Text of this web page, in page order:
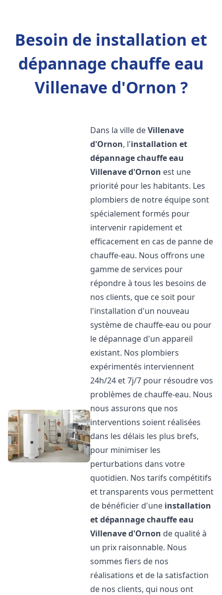
Besoin de installation et
dépannage chauffe eau
Villenave d'Ornon ?
Dans la ville deVillenave
d'Ornon, l'installation et
dépannage chauffe eau
Villenave d'Ornon est une
priorité pour les habitants. Les
plombiers de notre équipe sont
spécialement formés pour
intervenir rapidement et
efficacement en cas de panne de
chauffe-eau. Nous offrons une
gamme de services pour
répondre à tous les besoins de
nos clients, que ce soit pour
l'installation d'un nouveau
système de chauffe-eau ou pour
le dépannage d'un appareil
existant. Nos plombiers
expérimentés interviennent
24h/24 et 7j/7 pour résoudre vos
problèmes de chauffe-eau. Nous
nous assurons que nos
interventions soient réalisées
dans les délais les plus brefs,
pour minimiser les
perturbations dans votre
quotidien. Nos tarifs compétitifs
et transparents vous permettent
de bénéficier d'une installation
et dépannage chauffe eau
Villenave d'Ornon de qualité à
un prix raisonnable. Nous
sommes fiers de nos
réalisations et de la satisfaction
de nos clients, qui nous ont